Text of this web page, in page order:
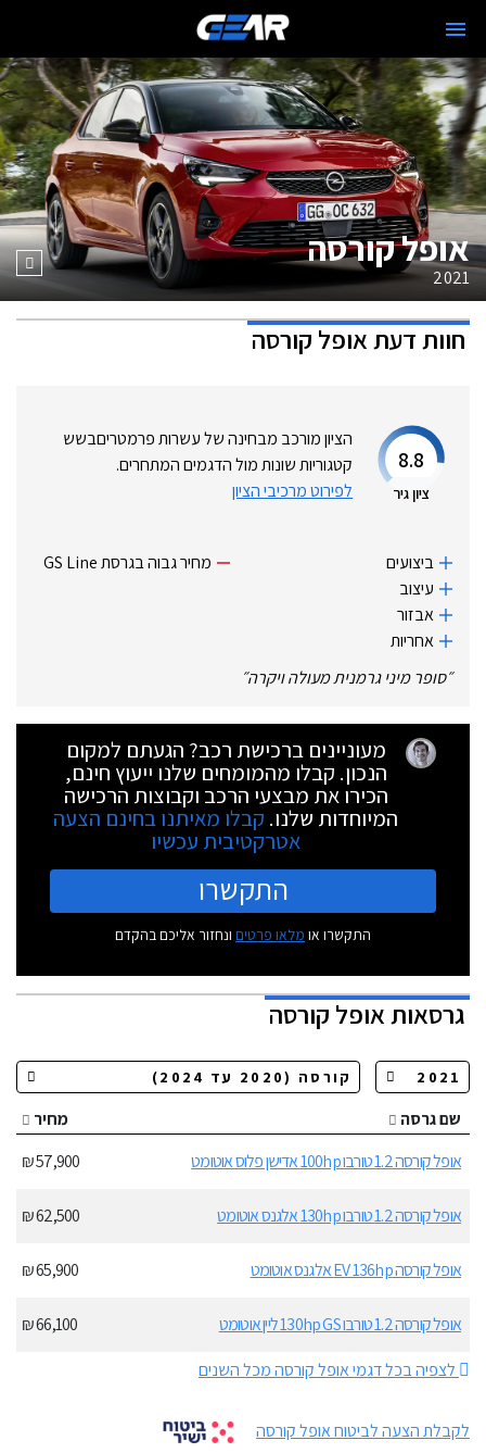
אופל קורסה
2021
חוות דעתאופל קורסה
8.8
ציון גיר
הציון מורכב מבחינה של עשרות פרמטריםבשש
קטגוריות שונות מול הדגמים המתחרים.
לפירוט מרכיבי הציון
ביצועים
עיצוב
אבזור
אחריות
מחיר גבוה בגרסת GS Line
״סופר מיני גרמנית מעולה ויקרה״
מעוניינים ברכישת רכב? הגעתם למקום
הנכון. קבלו מהמומחים שלנו ייעוץ חינם,
הכירו את מבצעי הרכב וקבוצות הרכישה
המיוחדות שלנו. קבלו מאיתנו בחינם הצעה
אטרקטיבית עכשיו
התקשרו
התקשרו או מלאו פרטים ונחזור אליכם בהקדם
גרסאותאופל קורסה
שם גרסה
מחיר
אופל קורסה 1.2 טורבו 100hp אדישן פלוס אוטומט
57,900 ₪
אופל קורסה 1.2 טורבו 130hp אלגנס אוטומט 62,500 ₪
אופל קורסה EV 136hp אלגנס אוטומט 65,900 ₪
אופל קורסה 1.2 טורבו 130hp GS ליין אוטומט
66,100 ₪
לצפיה בכל דגמי אופל קורסה מכל השנים
לקבלת הצעה לביטוח אופל קורסה